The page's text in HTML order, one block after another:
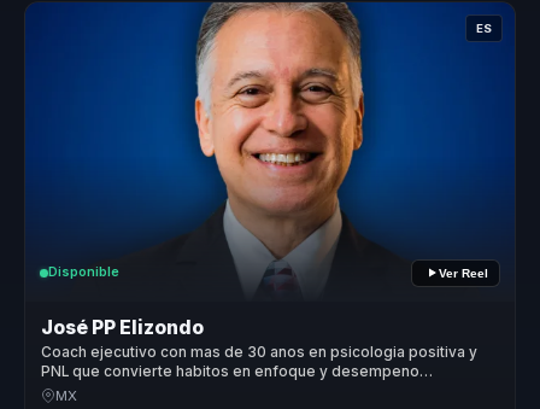
ES
Disponible Ver Reel
José PP Elizondo
Coach ejecutivo con mas de 30 anos en psicologia positiva y
PNL que convierte habitos en enfoque y desempeno
sostenible para lideres y equipos.
MX